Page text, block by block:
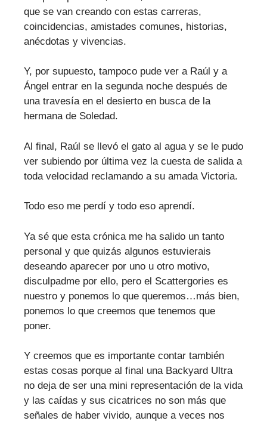
que se van creando con estas carreras,
coincidencias, amistades comunes, historias,
anécdotas y vivencias.
Y, por supuesto, tampoco pude ver a Raúl y a
Ángel entrar en la segunda noche después de
una travesía en el desierto en busca de la
hermana de Soledad.
Al final, Raúl se llevó el gato al agua y se le pudo
ver subiendo por última vez la cuesta de salida a
toda velocidad reclamando a su amada Victoria.
Todo eso me perdí y todo eso aprendí.
Ya sé que esta crónica me ha salido un tanto
personal y que quizás algunos estuvierais
deseando aparecer por uno u otro motivo,
disculpadme por ello, pero el Scattergories es
nuestro y ponemos lo que queremos…más bien,
ponemos lo que creemos que tenemos que
poner.
Y creemos que es importante contar también
estas cosas porque al final una Backyard Ultra
no deja de ser una mini representación de la vida
y las caídas y sus cicatrices no son más que
señales de haber vivido, aunque a veces nos